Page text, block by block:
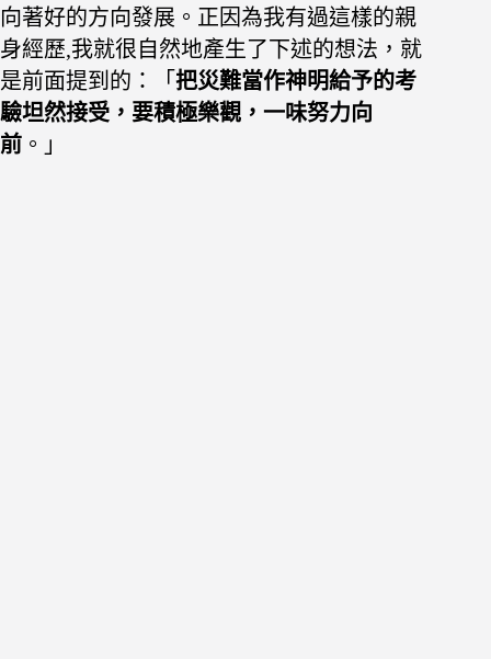
向著好的方向發展。 正因為我有過這樣的親
身經歷,我就很自然地產生了下述的想法，就
是前面提到的：「 把災難當作神明給予的考
驗坦然接受，要積極樂觀，一味努力向
前 。」